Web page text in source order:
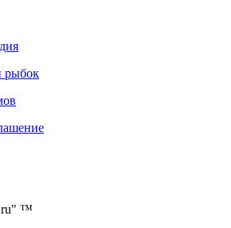
рыбок
™